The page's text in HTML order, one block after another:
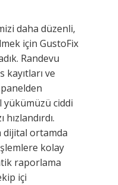
daha düzenli,
için GustoFix
Randevu
ve
ciddi
hızlandırdı.
dijital ortamda
kolay
raporlama
içi